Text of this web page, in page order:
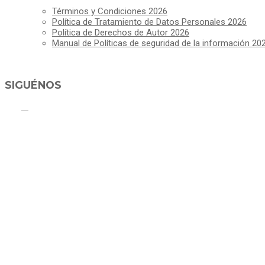
Términos y Condiciones 2026
Política de Tratamiento de Datos Personales 2026
Política de Derechos de Autor 2026
Manual de Políticas de seguridad de la información
SIGUÉNOS